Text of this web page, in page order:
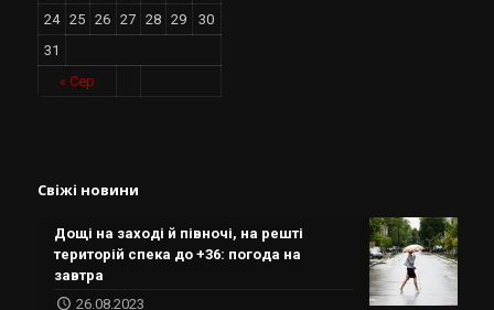
« Сер
24
25 26 27 28 29
30
31
Свіжі новини
Дощі на заході й півночі, на решті
територій спека до +36: погода на
завтра
26.08.2023